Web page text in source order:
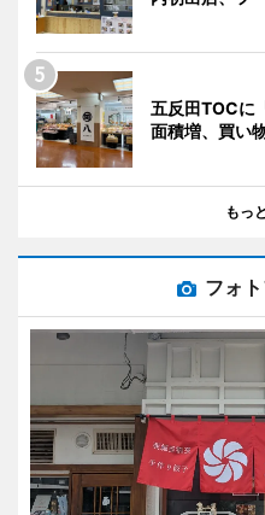
五反田TOCに
面積増、買い
もっ
フォ